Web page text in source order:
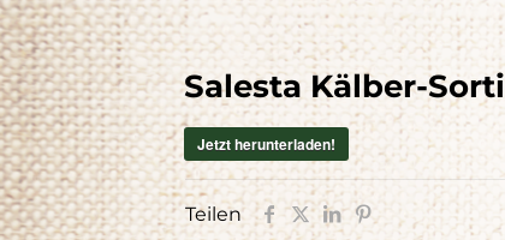
Salesta Kälber-
Jetzt herunterladen!
Teilen